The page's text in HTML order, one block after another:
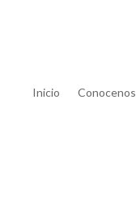
Inicio Conocenos